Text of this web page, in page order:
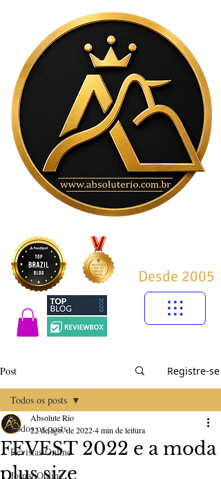
Desde 2005
Post Registre-se
Todos os posts
Revistas Online
Jornal Online
Todos os posts
FEVEST 2022 e a moda
plus size
Absolute Rio
22 de ago. de 20224 min de leitura